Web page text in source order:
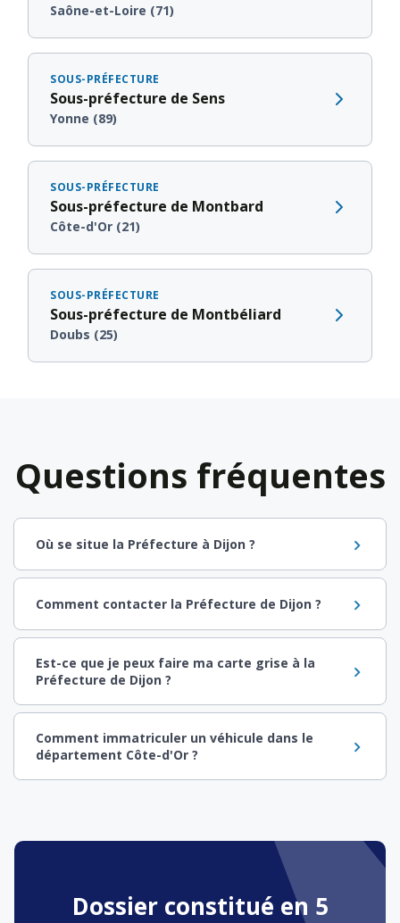
Saône-et-Loire (71)
SOUS-PRÉFECTURE
Sous-préfecture de Sens
Yonne (89)
SOUS-PRÉFECTURE
Sous-préfecture de Montbard
Côte-d'Or (21)
SOUS-PRÉFECTURE
Sous-préfecture de Montbéliard
Doubs (25)
Questions fréquentes
Où se situe la Préfecture à Dijon ?
Comment contacter la Préfecture de Dijon ?
Est-ce que je peux faire ma carte grise à la
Préfecture de Dijon ?
Comment immatriculer un véhicule dans le
département Côte-d'Or ?
Dossier constitué en 5